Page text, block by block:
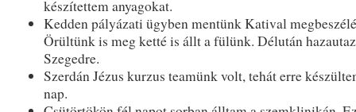
készítettem anyagokat.
Kedden pályázati ügyben mentünk Katival
Örültünk is meg ketté is állt a fülünk. Délután
Szegedre.
Szerdán Jézus kurzus teamünk volt, tehát erre
nap.